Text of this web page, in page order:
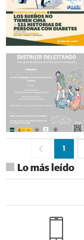
1
Lo más leído